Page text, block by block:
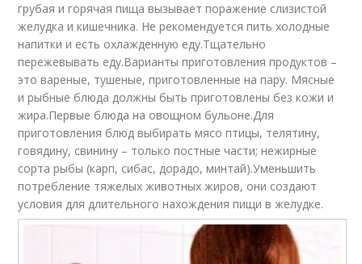
грубая и горячая пища вызывает поражение слизистой
желудка и кишечника. Не рекомендуется пить холодные
напитки и есть охлажденную еду.Тщательно
пережевывать еду.Варианты приготовления продуктов –
это вареные, тушеные, приготовленные на пару. Мясные
и рыбные блюда должны быть приготовлены без кожи и
жира.Первые блюда на овощном бульоне.Для
приготовления блюд выбирать мясо птицы, телятину,
говядину, свинину – только постные части; нежирные
сорта рыбы (карп, сибас, дорадо, минтай).Уменьшить
потребление тяжелых животных жиров, они создают
условия для длительного нахождения пищи в желудке.